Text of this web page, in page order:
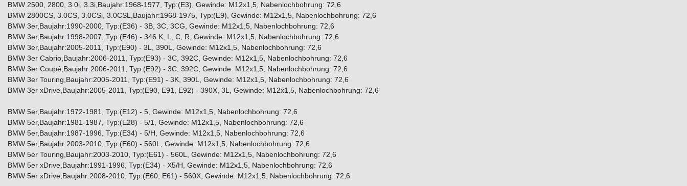
BMW 2500, 2800, 3.0i, 3.3i,Baujahr:1968-1977, Typ:(E3), Gewinde: M12x1,5, Nabenlochbohrung: 72,6
BMW 2800CS, 3.0CS, 3.0CSi, 3.0CSL,Baujahr:1968-1975, Typ:(E9), Gewinde: M12x1,5, Nabenlochbohrung: 72,6
BMW 3er,Baujahr:1990-2000, Typ:(E36) - 3B, 3C, 3CG, Gewinde: M12x1,5, Nabenlochbohrung: 72,6
BMW 3er,Baujahr:1998-2007, Typ:(E46) - 346 K, L, C, R, Gewinde: M12x1,5, Nabenlochbohrung: 72,6
BMW 3er,Baujahr:2005-2011, Typ:(E90) - 3L, 390L, Gewinde: M12x1,5, Nabenlochbohrung: 72,6
BMW 3er Cabrio,Baujahr:2006-2011, Typ:(E93) - 3C, 392C, Gewinde: M12x1,5, Nabenlochbohrung: 72,6
BMW 3er Coupé,Baujahr:2006-2011, Typ:(E92) - 3C, 392C, Gewinde: M12x1,5, Nabenlochbohrung: 72,6
BMW 3er Touring,Baujahr:2005-2011, Typ:(E91) - 3K, 390L, Gewinde: M12x1,5, Nabenlochbohrung: 72,6
BMW 3er xDrive,Baujahr:2005-2011, Typ:(E90, E91, E92) - 390X, 3L, Gewinde: M12x1,5, Nabenlochbohrung: 72,6
BMW 5er,Baujahr:1972-1981, Typ:(E12) - 5, Gewinde: M12x1,5, Nabenlochbohrung: 72,6
BMW 5er,Baujahr:1981-1987, Typ:(E28) - 5/1, Gewinde: M12x1,5, Nabenlochbohrung: 72,6
BMW 5er,Baujahr:1987-1996, Typ:(E34) - 5/H, Gewinde: M12x1,5, Nabenlochbohrung: 72,6
BMW 5er,Baujahr:2003-2010, Typ:(E60) - 560L, Gewinde: M12x1,5, Nabenlochbohrung: 72,6
BMW 5er Touring,Baujahr:2003-2010, Typ:(E61) - 560L, Gewinde: M12x1,5, Nabenlochbohrung: 72,6
BMW 5er xDrive,Baujahr:1991-1996, Typ:(E34) - X5/H, Gewinde: M12x1,5, Nabenlochbohrung: 72,6
BMW 5er xDrive,Baujahr:2008-2010, Typ:(E60, E61) - 560X, Gewinde: M12x1,5, Nabenlochbohrung: 72,6